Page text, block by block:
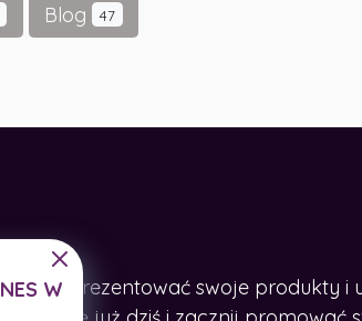
Blog 47
zaprezentować swoje produkty i
W